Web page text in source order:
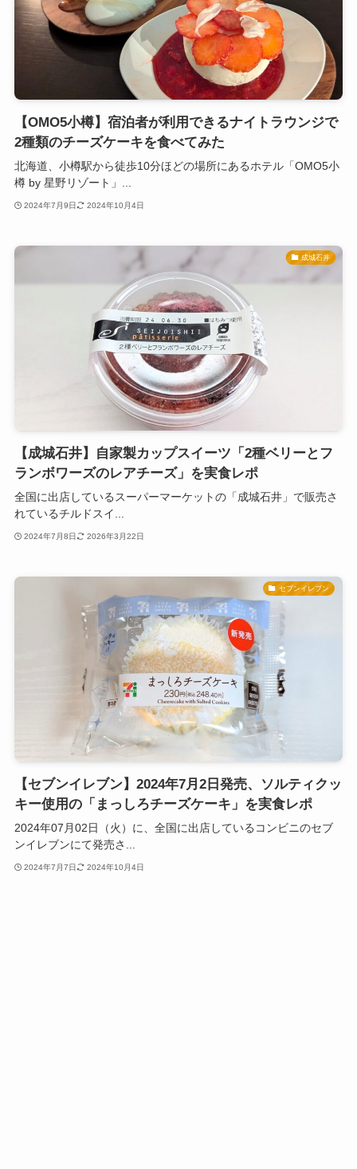
【OMO5小樽】宿泊者が利用できるナイトラウンジで
2種類のチーズケーキを食べてみた
北海道、小樽駅から徒歩10分ほどの場所にあるホテル「OMO5小
樽 by 星野リゾート」...
2024年7月9日 2024年10月4日
成城石井
【成城石井】自家製カップスイーツ「2種ベリーとフ
ランボワーズのレアチーズ」を実食レポ
全国に出店しているスーパーマーケットの「成城石井」で販売さ
れているチルドスイ...
2024年7月8日 2026年3月22日
セブンイレブン
【セブンイレブン】2024年7月2日発売、ソルティクッ
キー使用の「まっしろチーズケーキ」を実食レポ
2024年07月02日（火）に、全国に出店しているコンビニのセブ
ンイレブンにて発売さ...
2024年7月7日 2024年10月4日